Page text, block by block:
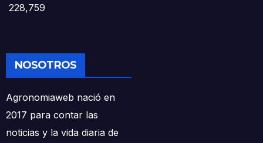
228,759
NOSOTROS
Agronomiaweb nació en
2017 para contar las
noticias y la vida diaria de